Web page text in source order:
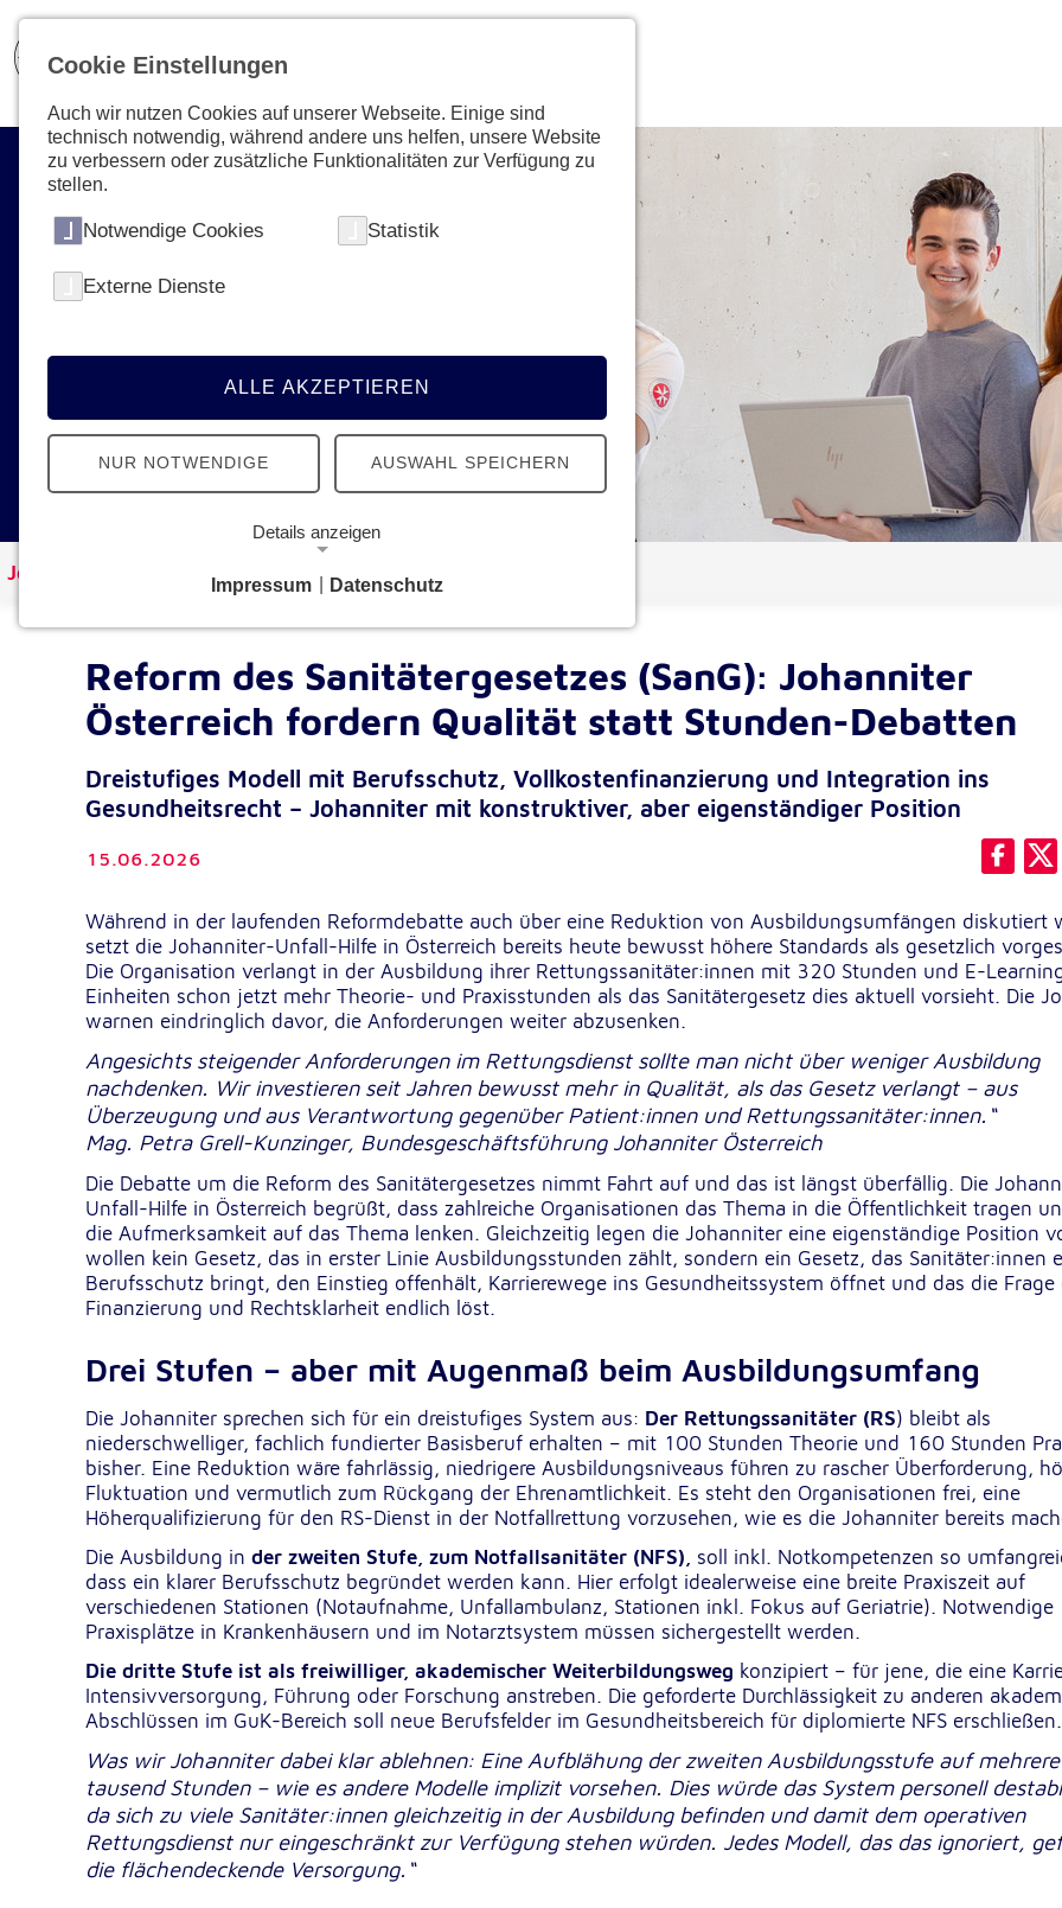
Aktuelles & Presse
News, Termine, Podcast - Erfahren Sie
alles Neue von den Johannitern
Johanniter Österreich Aktuelles
Reform des Sanitätergesetzes (SanG): Johanniter
Österreich fordern Qualität statt Stunden-Debatten
Dreistufiges Modell mit Berufsschutz, Vollkostenfinanzierung und Integration ins
Gesundheitsrecht – Johanniter mit konstruktiver, aber eigenständiger Position
15.06.2026
Während in der laufenden Reformdebatte auch über eine Reduktion von Ausbildungsumfängen diskutiert
setzt die Johanniter-Unfall-Hilfe in Österreich bereits heute bewusst höhere Standards als gesetzlich
Die Organisation verlangt in der Ausbildung ihrer Rettungssanitäter:innen mit 320 Stunden und E-
Einheiten schon jetzt mehr Theorie- und Praxisstunden als das Sanitätergesetz dies aktuell vorsieht. Die
warnen eindringlich davor, die Anforderungen weiter abzusenken.
Angesichts steigender Anforderungen im Rettungsdienst sollte man nicht über weniger Ausbildung
nachdenken. Wir investieren seit Jahren bewusst mehr in Qualität, als das Gesetz verlangt – aus
Überzeugung und aus Verantwortung gegenüber Patient:innen und Rettungssanitäter:innen.“
Mag. Petra Grell-Kunzinger, Bundesgeschäftsführung Johanniter Österreich
Die Debatte um die Reform des Sanitätergesetzes nimmt Fahrt auf und das ist längst überfällig. Die
Unfall-Hilfe in Österreich begrüßt, dass zahlreiche Organisationen das Thema in die Öffentlichkeit tragen
die Aufmerksamkeit auf das Thema lenken. Gleichzeitig legen die Johanniter eine eigenständige Position
wollen kein Gesetz, das in erster Linie Ausbildungsstunden zählt, sondern ein Gesetz, das Sanitäter:innen
Berufsschutz bringt, den Einstieg offenhält, Karrierewege ins Gesundheitssystem öffnet und das die Frage
Finanzierung und Rechtsklarheit endlich löst.
Drei Stufen – aber mit Augenmaß beim Ausbildungsumfang
Die Johanniter sprechen sich für ein dreistufiges System aus: Der Rettungssanitäter (RS) bleibt als
niederschwelliger, fachlich fundierter Basisberuf erhalten – mit 100 Stunden Theorie und 160 Stunden
bisher. Eine Reduktion wäre fahrlässig, niedrigere Ausbildungsniveaus führen zu rascher Überforderung,
Fluktuation und vermutlich zum Rückgang der Ehrenamtlichkeit. Es steht den Organisationen frei, eine
Höherqualifizierung für den RS-Dienst in der Notfallrettung vorzusehen, wie es die Johanniter bereits
Die Ausbildung in der zweiten Stufe, zum Notfallsanitäter (NFS), soll inkl. Notkompetenzen so
dass ein klarer Berufsschutz begründet werden kann. Hier erfolgt idealerweise eine breite Praxiszeit auf
verschiedenen Stationen (Notaufnahme, Unfallambulanz, Stationen inkl. Fokus auf Geriatrie). Notwendige
Praxisplätze in Krankenhäusern und im Notarztsystem müssen sichergestellt werden.
Die dritte Stufe ist als freiwilliger, akademischer Weiterbildungsweg konzipiert – für jene, die eine
Intensivversorgung, Führung oder Forschung anstreben. Die geforderte Durchlässigkeit zu anderen
Abschlüssen im GuK-Bereich soll neue Berufsfelder im Gesundheitsbereich für diplomierte NFS erschließen.
Was wir Johanniter dabei klar ablehnen: Eine Aufblähung der zweiten Ausbildungsstufe auf mehrere
tausend Stunden – wie es andere Modelle implizit vorsehen. Dies würde das System personell
da sich zu viele Sanitäter:innen gleichzeitig in der Ausbildung befinden und damit dem operativen
Rettungsdienst nur eingeschränkt zur Verfügung stehen würden. Jedes Modell, das das ignoriert,
die flächendeckende Versorgung.“
Cookie Einstellungen
Auch wir nutzen Cookies auf unserer Webseite. Einige sind
technisch notwendig, während andere uns helfen, unsere Website
zu verbessern oder zusätzliche Funktionalitäten zur Verfügung zu
stellen.
Notwendige Cookies Statistik
Externe Dienste
ALLE AKZEPTIEREN
NUR NOTWENDIGE AUSWAHL SPEICHERN
Details anzeigen
Notwendige Cookies ermöglichen grundlegende Funktionen
und sind für die einwandfreie Funktion der Website
erforderlich.
Google Analytics Opt-Out-Cookie
Name: gaOptout
Cookie Laufzeit: 1 Jahr
Einverständnis-Cookie
Zweck:
Dieser Cookie speichert die ausgewählten
Einverständnis-Optionen des Benutzers
Cookie Laufzeit: 1 Jahr
Statistik
Statistik Cookies erfassen Informationen anonym. Diese
Informationen helfen uns zu verstehen, wie unsere Besucher
Google Analytics
Name: _ga, _gid, _gac_gb_
Anbieter: Google LLC
Zweck:
Erhebung von Statistiken zur Website-
Cookie Laufzeit: 24 Stunden - 2 Jahre
Google Tag Manager
Anbieter: Google LLC
Externe Dienste
Um Inhalte von Videoplattformen und Kartendiensten
anzeigen zu können, werden von diesen externen Diensten
Cookies gesetzt.
Impressum Datenschutz